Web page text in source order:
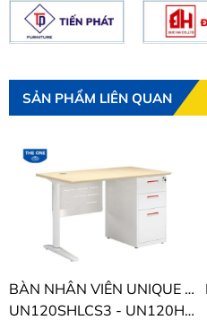
SẢN PHẨM LIÊN QUAN
BÀN NHÂN VIÊN UNIQUE THE ONE
UN120SHLCS3 - UN120HLCS3